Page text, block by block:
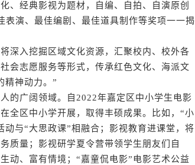
、经典影视为题材，自编、自拍、自演原创
演、最佳编剧、最佳道具制作等奖项一一揭
入挖掘区域文化资源，汇聚校内、校外各
会志愿服务等形式，传承红色文化、海派文
精神动力。”
广阔领域。自2022年嘉定区中小学生电影
全区中小学开展，取得丰硕成果。比如，“小
与“大思政课”相融合；影视教育进课堂，将
质量；影视研学夏令营带领学生朋友们自
动、富有情境；“嘉童侃电影”电影艺术公益